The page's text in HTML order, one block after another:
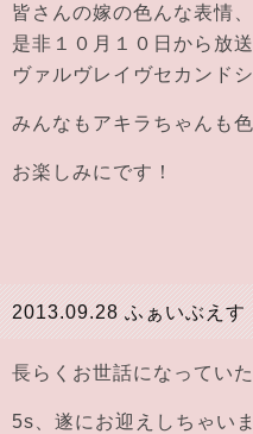
皆さんの嫁の色んな表情
是非１０月１０日から放
ヴァルヴレイヴセカンド
みんなもアキラちゃんも
お楽しみにです！
2013.09.28 ふぁいぶえす
長らくお世話になってい
5s、遂にお迎えしちゃい